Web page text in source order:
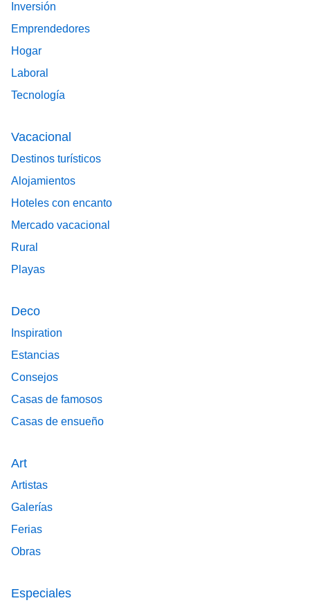
Inversión
Emprendedores
Hogar
Laboral
Tecnología
Vacacional
Destinos turísticos
Alojamientos
Hoteles con encanto
Mercado vacacional
Rural
Playas
Deco
Inspiration
Estancias
Consejos
Casas de famosos
Casas de ensueño
Art
Artistas
Galerías
Ferias
Obras
Especiales